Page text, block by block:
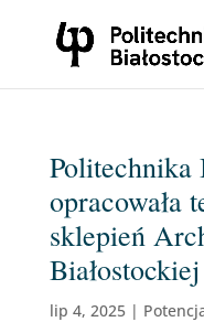
Politechnika
opracowała
sklepień
Białostockiej
lip 4, 2025|